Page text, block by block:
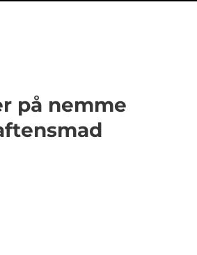
på nemme